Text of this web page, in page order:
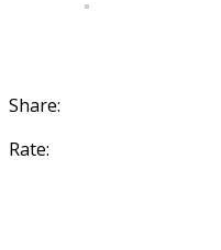
Share:
Rate: